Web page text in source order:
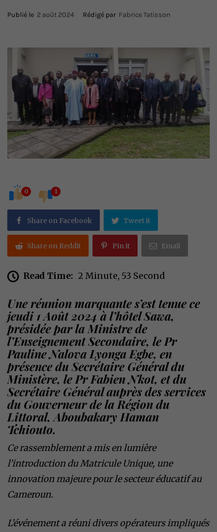
Publié le 2 août 2024 Rédigé par Fabrice Tatisson
0 1
Share on Facebook Tweet it
Share on Reddit Pin it Email
Read Time: 2 Minute, 53 Second
Une réunion marquante s’est tenue ce
jeudi 1 Août 2024 à l’hôtel Sawa,
présidée par la Ministre de
l’Enseignement Secondaire, le Pr
Pauline Nalova Lyonga Egbe, en
présence du Secrétaire Général du
Ministère, le Pr Fabien Nkot, et du
Secrétaire Général auprès des services
du Gouverneur de la Région du
Littoral, Aboubakary Haman
Tchiouto.
Ce rassemblement a mis en lumière
l’introduction du Matricule Unique, une
innovation majeure pour le secteur éducatif au
Cameroun.
L’événement a réuni divers opérateurs impliqués